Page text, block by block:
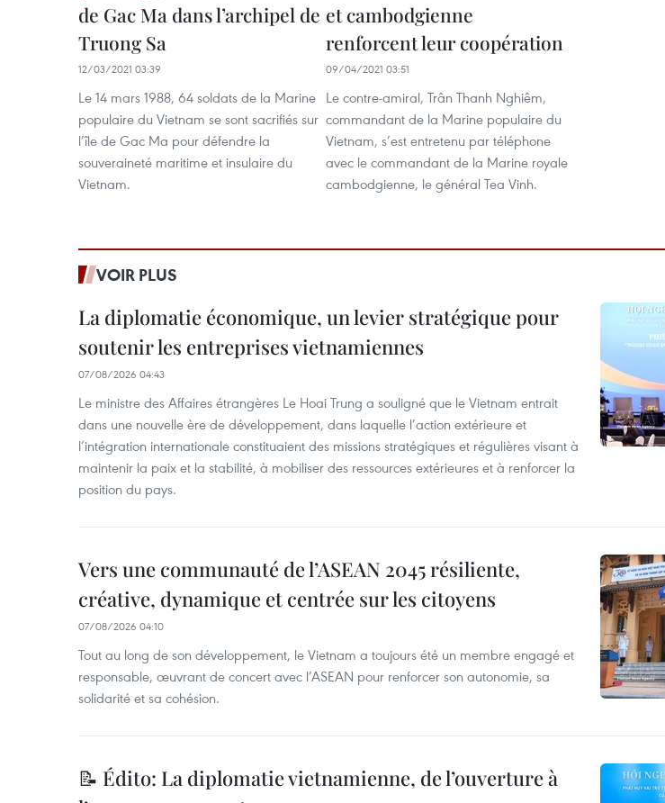
de Gac Ma dans l’archipel de
Truong Sa
12/03/2021 03:39
Le 14 mars 1988, 64 soldats de la Marine
populaire du Vietnam se sont sacrifiés sur
l’île de Gac Ma pour défendre la
souveraineté maritime et insulaire du
Vietnam.
et cambodgienne
renforcent leur coopération
09/04/2021 03:51
Le contre-amiral, Trân Thanh Nghiêm,
commandant de la Marine populaire du
Vietnam, s’est entretenu par téléphone
avec le commandant de la Marine royale
cambodgienne, le général Tea Vinh.
VOIR PLUS
La diplomatie économique, un levier stratégique pour
soutenir les entreprises vietnamiennes
07/08/2026 04:43
Le ministre des Affaires étrangères Le Hoai Trung a souligné que le Vietnam entrait
dans une nouvelle ère de développement, dans laquelle l’action extérieure et
l’intégration internationale constituaient des missions stratégiques et régulières visant à
maintenir la paix et la stabilité, à mobiliser des ressources extérieures et à renforcer la
position du pays.
Vers une communauté de l’ASEAN 2045 résiliente,
créative, dynamique et centrée sur les citoyens
07/08/2026 04:10
Tout au long de son développement, le Vietnam a toujours été un membre engagé et
responsable, œuvrant de concert avec l’ASEAN pour renforcer son autonomie, sa
solidarité et sa cohésion.
📝 Édito: La diplomatie vietnamienne, de l’ouverture à